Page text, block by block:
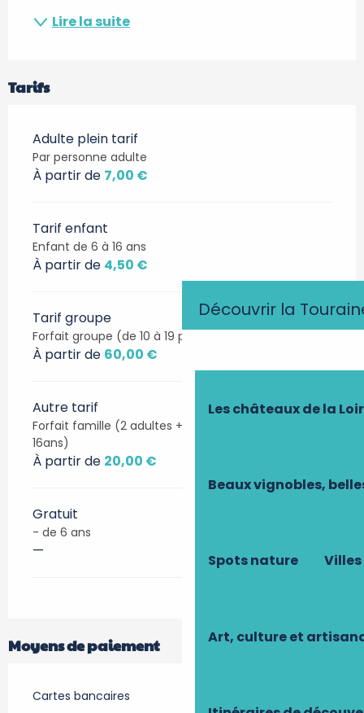
Découvrir la
Les châteaux de la
Beaux vignobles,
Spots nature
Art, culture et
Lire la suite
Tarifs
Adulte plein tarif
Par personne adulte
À partir de 7,00 €
Tarif enfant
Enfant de 6 à 16 ans
À partir de 4,50 €
Tarif groupe
Forfait groupe (de 10 à 19 personnes)
À partir de 60,00 €
Autre tarif
Forfait famille (2 adultes + 2 à 4 enfants de 6 à
16ans)
À partir de 20,00 €
Gratuit
- de 6 ans
—
Moyens de paiement
Cartes bancaires